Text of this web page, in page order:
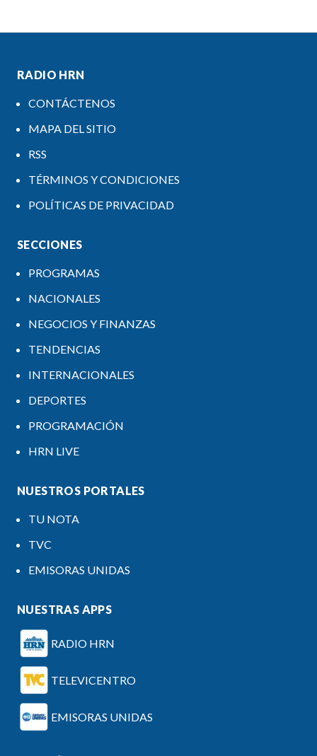
RADIO HRN
CONTÁCTENOS
MAPA DEL SITIO
RSS
TÉRMINOS Y CONDICIONES
POLÍTICAS DE PRIVACIDAD
SECCIONES
PROGRAMAS
NACIONALES
NEGOCIOS Y FINANZAS
TENDENCIAS
INTERNACIONALES
DEPORTES
PROGRAMACIÓN
HRN LIVE
NUESTROS PORTALES
TU NOTA
TVC
EMISORAS UNIDAS
NUESTRAS APPS
RADIO HRN
TELEVICENTRO
EMISORAS UNIDAS